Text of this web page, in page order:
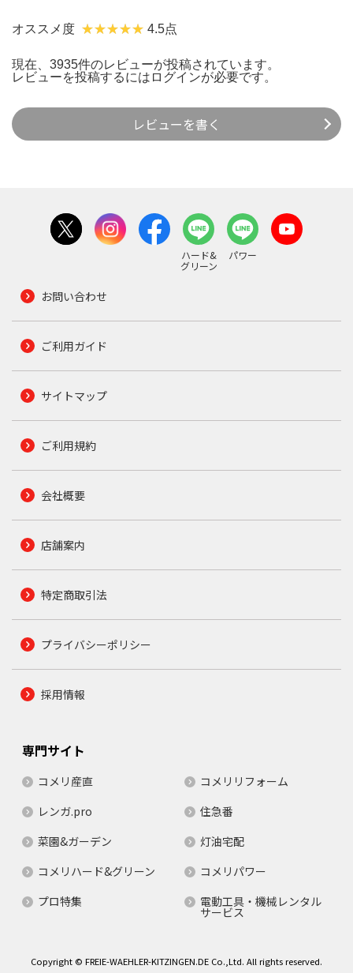
オススメ度 4.5点
現在、3935件のレビューが投稿されています。
レビューを投稿するには ログインが必要です。
レビューを書く
ハード&
グリーン
パワー
お問い合わせ
ご利用ガイド
サイトマップ
ご利用規約
会社概要
店舗案内
特定商取引法
プライバシーポリシー
採用情報
専門サイト
コメリ産直
コメリリフォーム
レンガ.pro
住急番
菜園&ガーデン
灯油宅配
コメリハード&グリーン
コメリパワー
プロ特集
電動工具・機械レンタル
サービス
Copyright © FREIE-WAEHLER-KITZINGEN.DE Co.,Ltd. All rights reserved.